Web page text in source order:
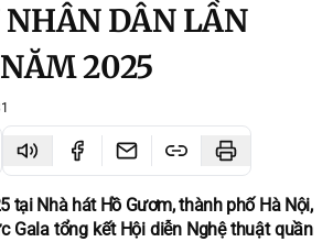
NHÂN DÂN LẦN
2025
tại Nhà hát Hồ Gươm, thành phố Hà Nội,
Gala tổng kết Hội diễn Nghệ thuật quần